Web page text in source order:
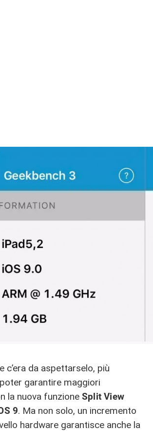
c’era da aspettarselo, più
garantire maggiori
la nuova funzione Split View
9. Ma non solo, un incremento
hardware garantisce anche la